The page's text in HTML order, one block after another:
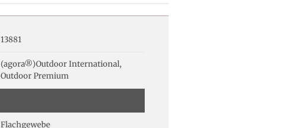
13881
(agora®)Outdoor International,
Outdoor Premium
Flachgewebe